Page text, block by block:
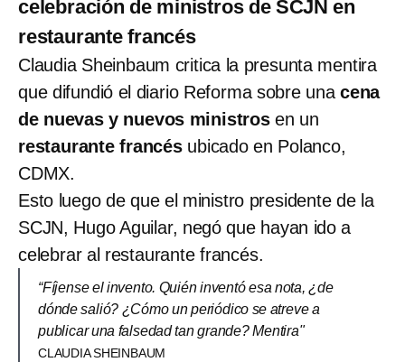
celebración de ministros de SCJN en
restaurante francés
Claudia Sheinbaum critica la presunta mentira
que difundió el diario Reforma sobre unacena
de nuevas y nuevos ministrosen un
restaurante francés ubicado en Polanco,
CDMX.
Esto luego de que el ministro presidente de la
SCJN, Hugo Aguilar, negó que hayan ido a
celebrar al restaurante francés.
“Fíjense el invento. Quién inventó esa nota, ¿de
dónde salió? ¿Cómo un periódico se atreve a
publicar una falsedad tan grande? Mentira"
CLAUDIA SHEINBAUM